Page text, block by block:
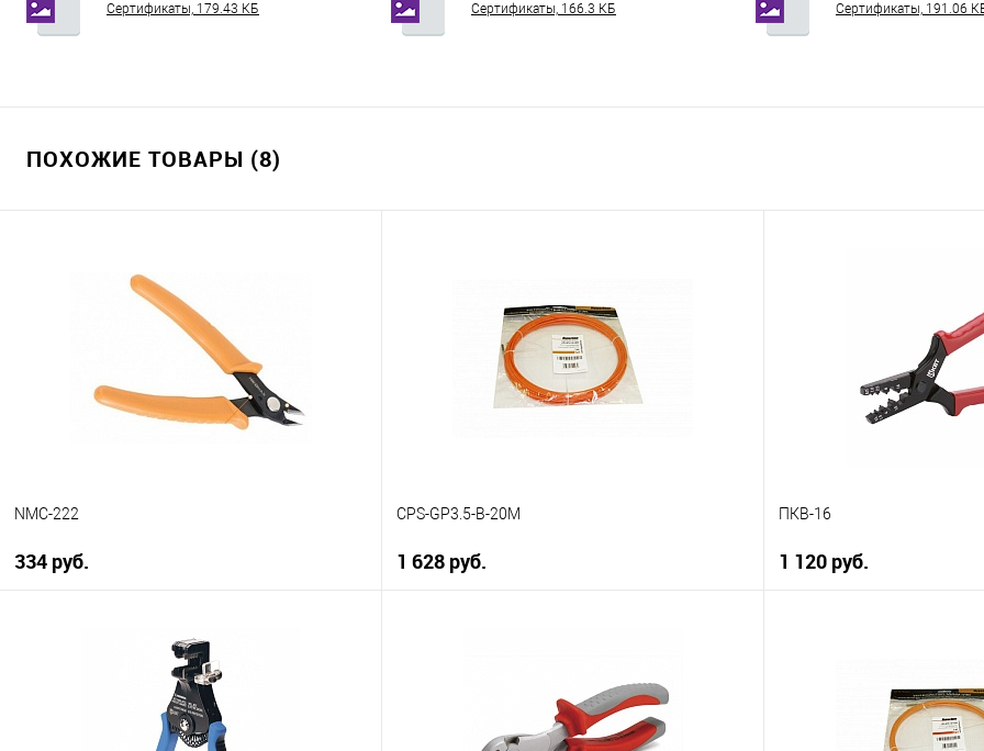
Сертификаты, 179.43 КБ Сертификаты, 166.3 КБ Сертификаты, 191.06
ПОХОЖИЕ ТОВАРЫ (8)
NMC-222
334 руб.
CPS-GP3.5-B-20M
1 628 руб.
К сравнению
В наличии
ПКВ-16
1 120 руб.